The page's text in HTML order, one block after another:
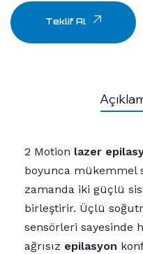
Teklif Al
2 Motion lazer
boyunca mükemmel
zamanda iki güçlü
birleştirir. Üçlü
sensörleri sayesinde
ağrısız epilasyon